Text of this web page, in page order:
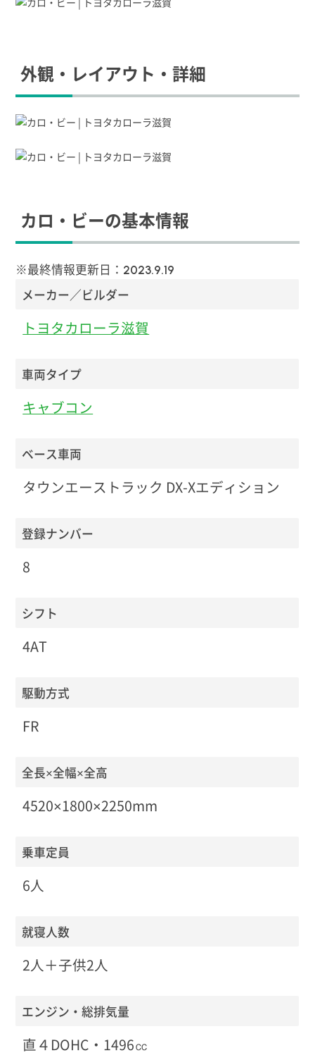
外観・レイアウト・詳細
カロ・ビーの基本情報
※最終情報更新日： 2023.9.19
メーカー／ビルダー
トヨタカローラ滋賀
車両タイプ
キャブコン
ベース車両
タウンエーストラック DX-Xエディション
登録ナンバー
8
シフト
4AT
駆動方式
FR
全長×全幅×全高
4520×1800×2250mm
乗車定員
6人
就寝人数
2人＋子供2人
エンジン・総排気量
直４DOHC・1496㏄